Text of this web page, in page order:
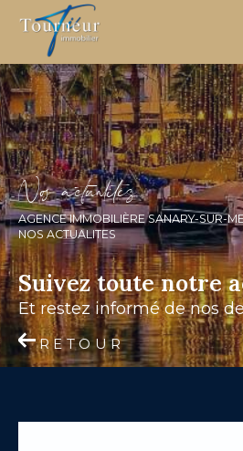
No actuaiés
AGENCE IMMOBILIÈRE SANARY-SUR-
NOS ACTUALITES
Suivez toute notre
et restez informé de nos
RETOUR